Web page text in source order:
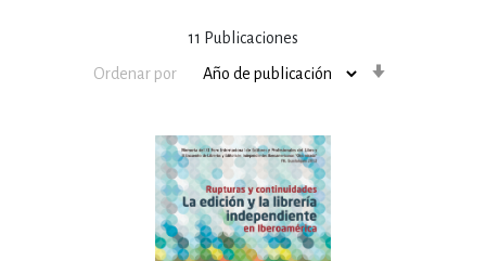
11 Publicaciones
Ordenar por